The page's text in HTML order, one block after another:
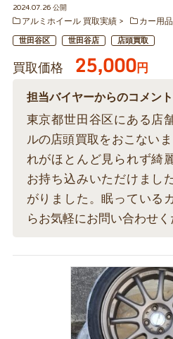
2024.07.26 公開
アルミホイール 買取実績
カー用
世田谷区 世田谷店 店頭買取
買取価格 25,000円
担当バイヤーからのコメント
東京都世田谷区にある店
ルの店頭買取をおこない
れがほとんど見られず綺
お持ち込みいただけまし
がりました。眠っている
らお気軽にお問い合わせく